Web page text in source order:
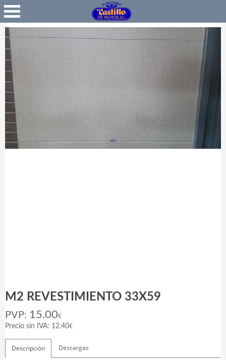
Favoritos
M2 REVESTIMIENTO 33X59
PVP: 15.00€
Precio sin IVA: 12.40€
Descripción Descargas